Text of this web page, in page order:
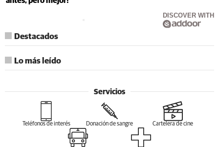
DISCOVER WITH
Destacados
Lo más leído
Servicios
Teléfonos de interés Donación de sangre Cartelera de cine